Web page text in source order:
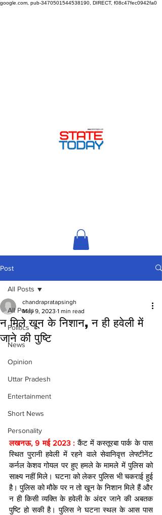
google.com, pub-3470501544538190, DIRECT, f08c47fec0942fa0
Post
All Posts
Politics
News
Opinion
Uttar Pradesh
Entertainment
Short News
Personality
All Posts
न मिले खून के निशान, न ही हवेली में
जाने की पुष्टि
chandrapratapsingh
May 9, 2023 1 min read
लखनऊ, 9 मई 2023 : कैंट में कस्तूरबा पार्क के पास
स्थित पुरानी हवेली में रहने वाले सेवानिवृत्त लेफ्टीनेंट
कर्नल केशव गोयल पर हुए हमले के मामले में पुलिस को
साक्ष्य नहीं मिले। घटना को लेकर पुलिस भी चकराई हुई
है। पुलिस को मौके पर न तो खून के निशान मिले हैं और
न ही किसी व्यक्ति के हवेली के अंदर जाने की अबतक
पुष्टि हो सकी है। पुलिस ने घटना स्थल के आस पास